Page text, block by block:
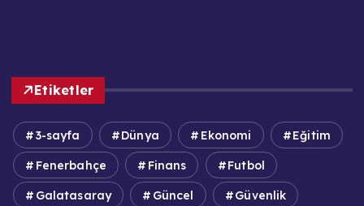
Etiketler
3-sayfa Dünya Ekonomi Eğitim
Fenerbahçe Finans Futbol
Galatasaray Güncel Güvenlik